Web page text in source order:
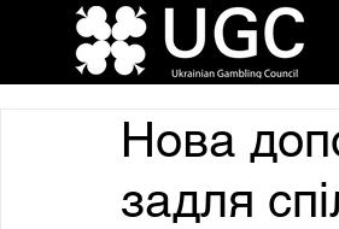
Нова
задля